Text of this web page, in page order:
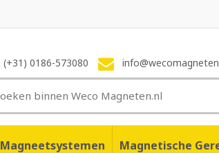
(+31) 0186-573080
Magneetsystemen Magnetische